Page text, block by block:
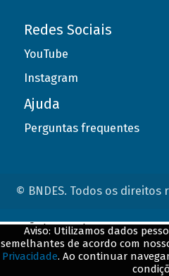
Redes Sociais
YouTube
Instagram
Ajuda
Perguntas frequentes
© BNDES. Todos os direitos
Aviso: Utilizamos dados
semelhantes de acordo com
Privacidade. Ao continuar
ConteÃºdo complementar
${title}${badge}